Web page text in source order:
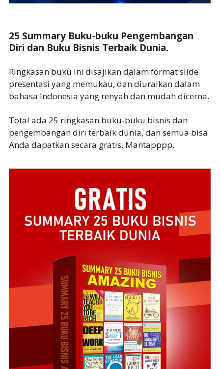
25 Summary Buku-buku Pengembangan
Diri dan Buku Bisnis Terbaik Dunia.
Ringkasan buku ini disajikan dalam format slide
presentasi yang memukau, dan diuraikan dalam
bahasa Indonesia yang renyah dan mudah dicerna.
Total ada 25 ringkasan buku-buku bisnis dan
pengembangan diri terbaik dunia, dan semua bisa
Anda dapatkan secara gratis. Mantapppp.